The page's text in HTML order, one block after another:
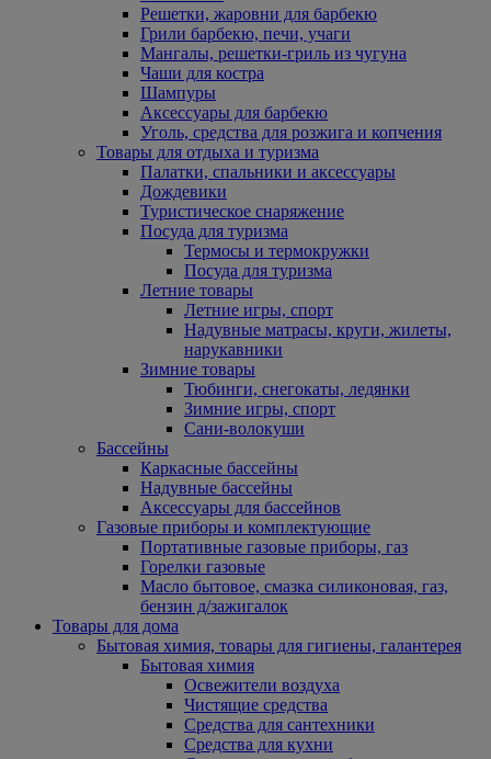
Решетки, жаровни для барбекю
Грили барбекю, печи, учаги
Мангалы, решетки-гриль из чугуна
Чаши для костра
Шампуры
Аксессуары для барбекю
Уголь, средства для розжига и копчения
Товары для отдыха и туризма
Палатки, спальники и аксессуары
Дождевики
Туристическое снаряжение
Посуда для туризма
Термосы и термокружки
Посуда для туризма
Летние товары
Летние игры, спорт
Надувные матрасы, круги, жилеты,
нарукавники
Зимние товары
Тюбинги, снегокаты, ледянки
Зимние игры, спорт
Сани-волокуши
Бассейны
Каркасные бассейны
Надувные бассейны
Аксессуары для бассейнов
Газовые приборы и комплектующие
Портативные газовые приборы, газ
Горелки газовые
Масло бытовое, смазка силиконовая, газ,
бензин д/зажигалок
Товары для дома
Бытовая химия, товары для гигиены, галантерея
Бытовая химия
Освежители воздуха
Чистящие средства
Средства для сантехники
Средства для кухни